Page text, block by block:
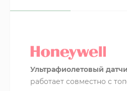
Ультрафиолетовый
работает совместно с